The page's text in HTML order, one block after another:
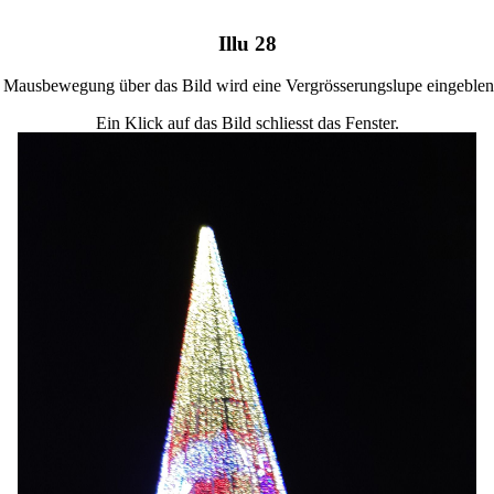
Illu 28
über das Bild wird eine Vergrösserungslupe
Ein Klick auf das Bild schliesst das Fenster.